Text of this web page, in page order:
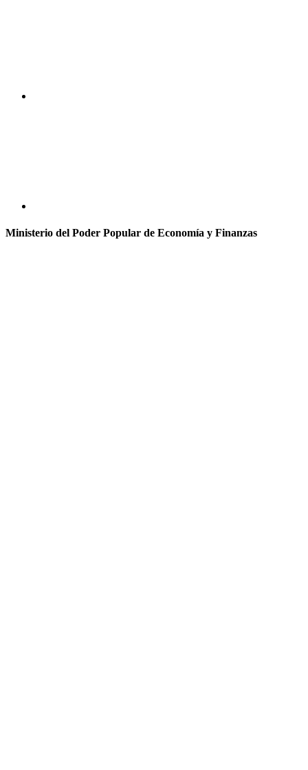
Ministerio del Poder Popular de Economía y Finanzas